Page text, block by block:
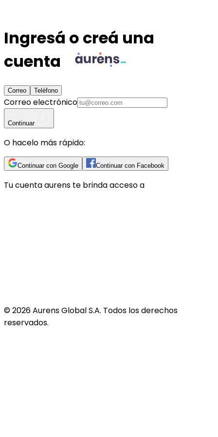
Ingresá o creá una
cuenta
Correo Teléfono
Correo electrónico
Continuar
O hacelo más rápido:
Continuar con Google Continuar con Facebook
Tu cuentaaurens te brinda acceso a
©2026Aurens Global S.A. Todos los derechos
reservados.